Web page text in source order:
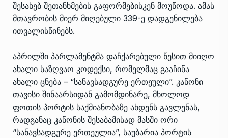
შესახებ შეთანხმების გაფორმებისკენ მოუწოდა. ამას
მთავრობის მიერ მიღებული 339-ე დადგენილება
ითვალისწინებს.
აპრილში პარლამენტმა დაჩქარებული წესით მიიღო
ახალი საზღვაო კოდექსი, რომელმაც გააჩინა
ახალი ცნება – “სანავსადგურე ერთეული”. კანონი
თავისი შინაარსიდან გამომდინარე, მხოლოდ
ფოთის პორტის საქმიანობაზე ახდენს გავლენას,
რადგანაც კანონის შესაბამისად მასში ორი
“სანავსადგურე ერთეულია”, საუბარია პორტის